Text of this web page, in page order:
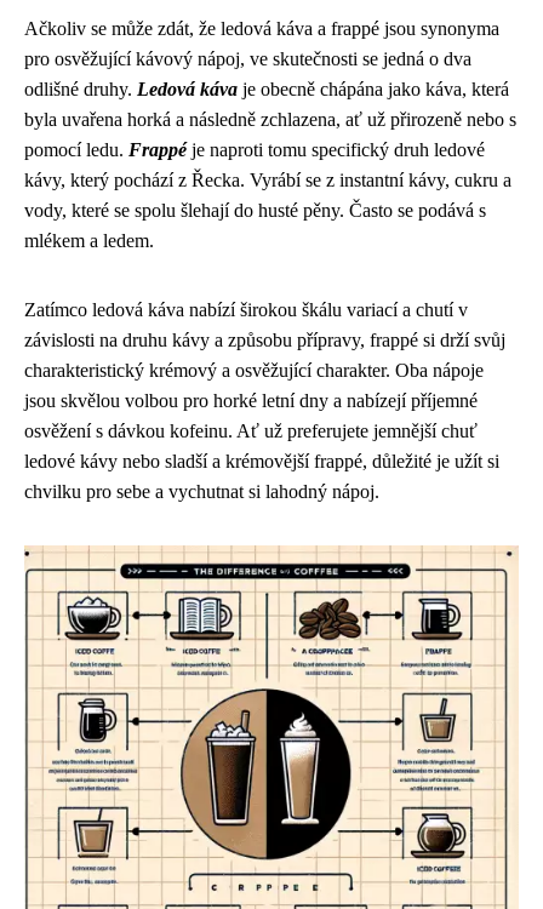
Ačkoliv se může zdát, že ledová káva a frappé jsou synonyma
pro osvěžující kávový nápoj, ve skutečnosti se jedná o dva
odlišné druhy. Ledová káva je obecně chápána jako káva, která
byla uvařena horká a následně zchlazena, ať už přirozeně nebo s
pomocí ledu. Frappéje naproti tomu specifický druh ledové
kávy, který pochází z Řecka. Vyrábí se z instantní kávy, cukru a
vody, které se spolu šlehají do husté pěny. Často se podává s
mlékem a ledem.
Zatímco ledová káva nabízí širokou škálu variací a chutí v
závislosti na druhu kávy a způsobu přípravy, frappé si drží svůj
charakteristický krémový a osvěžující charakter. Oba nápoje
jsou skvělou volbou pro horké letní dny a nabízejí příjemné
osvěžení s dávkou kofeinu. Ať už preferujete jemnější chuť
ledové kávy nebo sladší a krémovější frappé, důležité je užít si
chvilku pro sebe a vychutnat si lahodný nápoj.